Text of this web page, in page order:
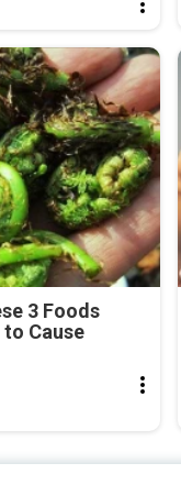
3 Foods
Cause